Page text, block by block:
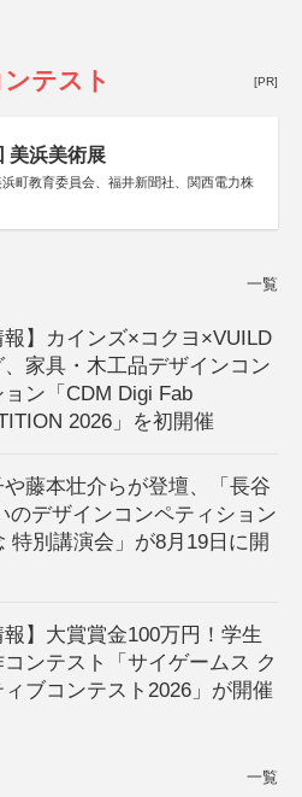
テスト [PR]
美浜美術展
町教育委員会、福井新聞社、関西電力株
一覧
報】カインズ×コクヨ×VUILD
、家具・木工品デザインコン
ン「CDM Digi Fab
2026」を初開催
藤本壮介らが登壇、「長谷
のデザインコンペティション
特別講演会」が8月19日に開
報】大賞賞金100万円！学生
ンテスト「サイゲームス ク
ィブコンテスト2026」が開催
一覧